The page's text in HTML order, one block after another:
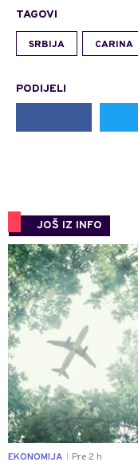
TAGOVI
SRBIJA CARINA
PODIJELI
JOŠ IZ INFO
EKONOMIJA Pre 2 h